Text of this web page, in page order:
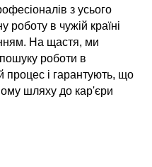
з усього
роботу в чужій країні
На щастя, ми
роботи в
процес і гарантують, що
шляху до кар'єри